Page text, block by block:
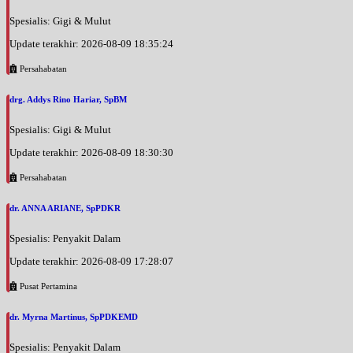
Rabu, 26/08/2026
Rabu, 26/08/2026
Jam 07:30 - 09:00
Kamis, 27/08/2026
Jam 15:00 - 18:00
Jumat, 28/08/2026
Jam 15:00 - 18:00
Senin, 31/08/2026
Spesialis: Gigi & Mulut
Update terakhir: 2026-08-09 18:35:24
Persahabatan
drg. Addys Rino Hariar, SpBM
Spesialis: Gigi & Mulut
Update terakhir: 2026-08-09 18:30:30
Persahabatan
dr. ANNA ARIANE, SpPDKR
Spesialis: Penyakit Dalam
Update terakhir: 2026-08-09 17:28:07
Pusat Pertamina
dr. Myrna Martinus, SpPDKEMD
Spesialis: Penyakit Dalam